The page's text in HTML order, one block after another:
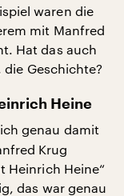
waren die
mit Manfred
Hat das auch
Geschichte?
Heine
genau damit
Krug
Heinrich Heine“
das war genau